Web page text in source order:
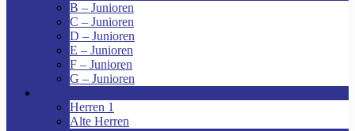
B – Junioren
C – Junioren
D – Junioren
E – Junioren
F – Junioren
G – Junioren
Herren 1
Alte Herren